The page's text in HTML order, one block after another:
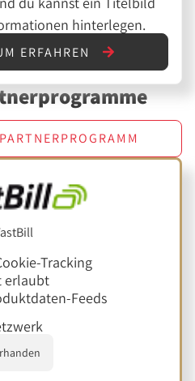
hinterlegen.
ERFAHREN
Tracking
erlaubt
Feeds